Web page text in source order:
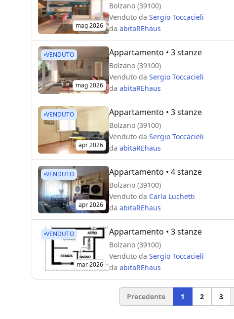
mag 2026
Bolzano (39100)
Venduto da Sergio Toccacieli
da abitaREhaus
VENDUTO
mag 2026
Appartamento • 3 stanze
Bolzano (39100)
Venduto da Sergio Toccacieli
da abitaREhaus
VENDUTO
apr 2026
Appartamento • 3 stanze
Bolzano (39100)
Venduto da Sergio Toccacieli
da abitaREhaus
VENDUTO
apr 2026
Appartamento • 4 stanze
Bolzano (39100)
Venduto da Carla Luchetti
da abitaREhaus
VENDUTO
mar 2026
Appartamento • 3 stanze
Bolzano (39100)
Venduto da Sergio Toccacieli
da abitaREhaus
Precedente 1 2 3